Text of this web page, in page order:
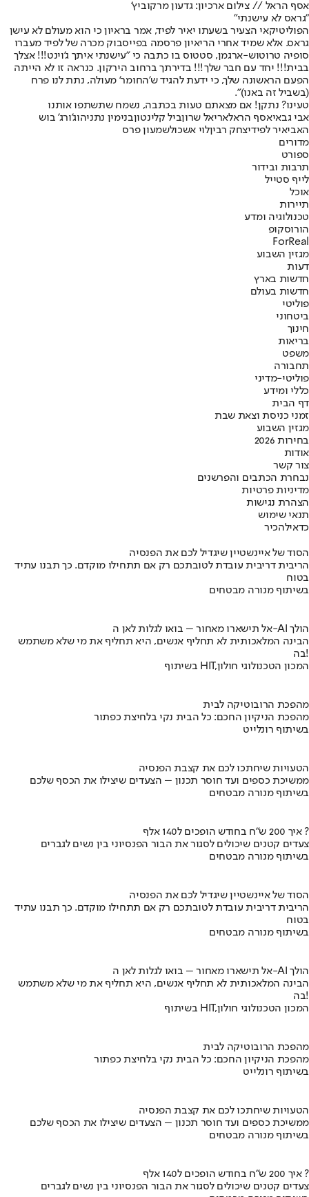
אסף הראל // צילום ארכיון: גדעון מרקוביץ'
"גראס לא עישנתי"
הפוליטיקאי הצעיר בשעתו יאיר לפיד, אמר בראיון כי הוא מעולם לא עישן
גראס. אלא שמיד אחרי הריאיון פרסמה בפייסבוק מכרה של לפיד מעברו
סופיה טרוטוש-ארגמן, סטטוס בו כתבה כי "עישנתי איתך ג'וינט!!! אצלך
בבית!!! יחד עם חבר שלך!!! בדירתך ברחוב הירקון. כנראה זו לא הייתה
הפעם הראשונה שלך, כי ידעת להגיד ש'החומר' מעולה, נתת לנו פרח
(בשביל זה באנו)".
טעינו? נתקן! אם מצאתם טעות בכתבה, נשמח שתשתפו אותנו
אבי גבאיאסף הראלאריאל שרוןביל קלינטוןבנימין נתניהוג'ורג' בוש
האביאיר לפידיצחק רביןלוי אשכולשמעון פרס
מדורים
ספורט
תרבות ובידור
לייף סטייל
אוכל
תיירות
טכנולוגיה ומדע
הורוסקופ
ForReal
מגזין השבוע
דעות
חדשות בארץ
חדשות בעולם
פוליטי
ביטחוני
חינוך
בריאות
משפט
תחבורה
פוליטי-מדיני
כללי ומידע
דף הבית
זמני כניסת וצאת שבת
מגזין השבוע
בחירות 2026
אודות
צור קשר
נבחרת הכתבים והפרשנים
מדיניות פרטיות
הצהרת נגישות
תנאי שימוש
כדאילהכיר
הסוד של איינשטיין שיגדיל לכם את הפנסיה
הריבית דריבית עובדת לטובתכם רק אם תתחילו מוקדם. כך תבנו עתיד
בטוח
בשיתוף מנורה מבטחים
אל תישארו מאחור – בואו לגלות לאן ה-AI הולך
הבינה המלאכותית לא תחליף אנשים, היא תחליף את מי שלא משתמש
בה!
בשיתוף HIT,המכון הטכנולוגי חולון
מהפכת הרובוטיקה לבית
מהפכת הניקיון החכם: כל הבית נקי בלחיצת כפתור
בשיתוף רונלייט
הטעויות שיחתכו לכם את קצבת הפנסיה
ממשיכת כספים ועד חוסר תכנון – הצעדים שיצילו את הכסף שלכם
בשיתוף מנורה מבטחים
איך 200 ש"ח בחודש הופכים ל140 אלף ?
צעדים קטנים שיכולים לסגור את הבור הפנסיוני בין נשים לגברים
בשיתוף מנורה מבטחים
הסוד של איינשטיין שיגדיל לכם את הפנסיה
הריבית דריבית עובדת לטובתכם רק אם תתחילו מוקדם. כך תבנו עתיד
בטוח
בשיתוף מנורה מבטחים
אל תישארו מאחור – בואו לגלות לאן ה-AI הולך
הבינה המלאכותית לא תחליף אנשים, היא תחליף את מי שלא משתמש
בה!
בשיתוף HIT,המכון הטכנולוגי חולון
מהפכת הרובוטיקה לבית
מהפכת הניקיון החכם: כל הבית נקי בלחיצת כפתור
בשיתוף רונלייט
הטעויות שיחתכו לכם את קצבת הפנסיה
ממשיכת כספים ועד חוסר תכנון – הצעדים שיצילו את הכסף שלכם
בשיתוף מנורה מבטחים
איך 200 ש"ח בחודש הופכים ל140 אלף ?
צעדים קטנים שיכולים לסגור את הבור הפנסיוני בין נשים לגברים